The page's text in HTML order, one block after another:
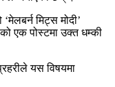
मिट्स मोदी’
एक पोस्टमा उक्त धम्की
यस विषयमा